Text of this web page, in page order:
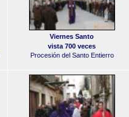
Viernes Santo
vista 700 veces
Procesión del Santo Entierro